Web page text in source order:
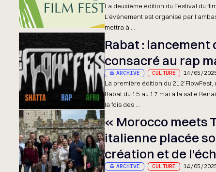
La deuxième édition du Festival du
L’événement est organisé par
mettra à ...
Rabat : lancement
consacré au rap
ARCHIVE CULTURE 14/05/
La première édition du
Rabat du 15 au 17 mai à la salle
la fois des ...
« Morocco meets
italienne placée
création et de
ARCHIVE CULTURE 14/05/